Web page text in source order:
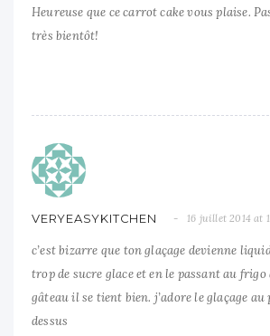
Heureuse que ce carrot cake vous plaise.
très bientôt!
VERYEASYKITCHEN 16 juillet 2014 at
c’est bizarre que ton glaçage devienne
trop de sucre glace et en le passant au
gâteau il se tient bien. j’adore le glaçage
dessus